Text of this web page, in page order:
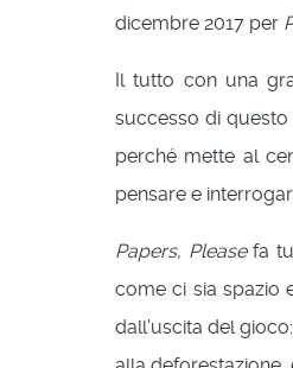
dicembre 2017 per
Il tutto con una
successo di questo
perché mette al
pensare e
Papers, Pleasefa
come ci sia spazio
dall'uscita del